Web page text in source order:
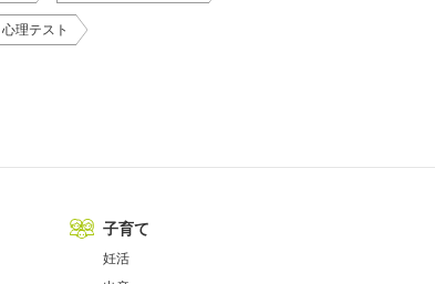
心理テスト
子育て
妊活